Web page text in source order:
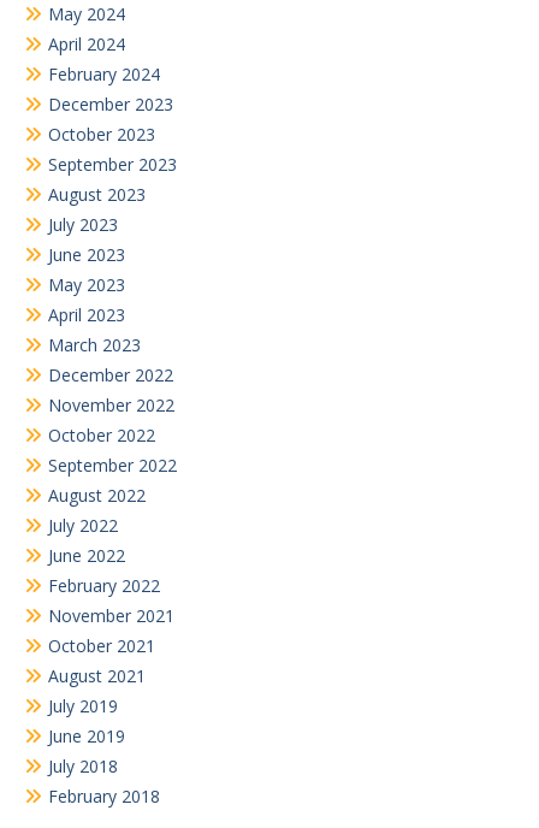
May 2024
April 2024
February 2024
December 2023
October 2023
September 2023
August 2023
July 2023
June 2023
May 2023
April 2023
March 2023
December 2022
November 2022
October 2022
September 2022
August 2022
July 2022
June 2022
February 2022
November 2021
October 2021
August 2021
July 2019
June 2019
July 2018
February 2018